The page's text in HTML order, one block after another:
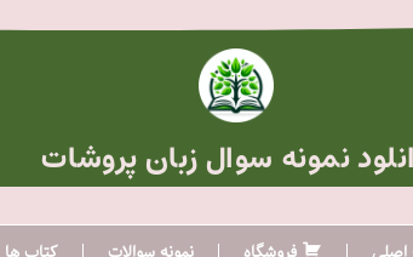
نمونه سوال زبان پروشات